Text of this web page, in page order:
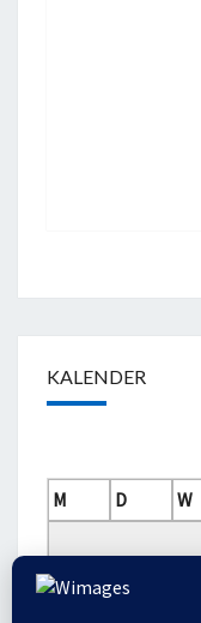
KALENDER
M
D W
3
4